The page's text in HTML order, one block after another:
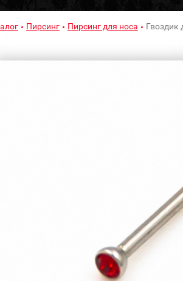
Пирсинг Пирсинг для носа Гвоздик